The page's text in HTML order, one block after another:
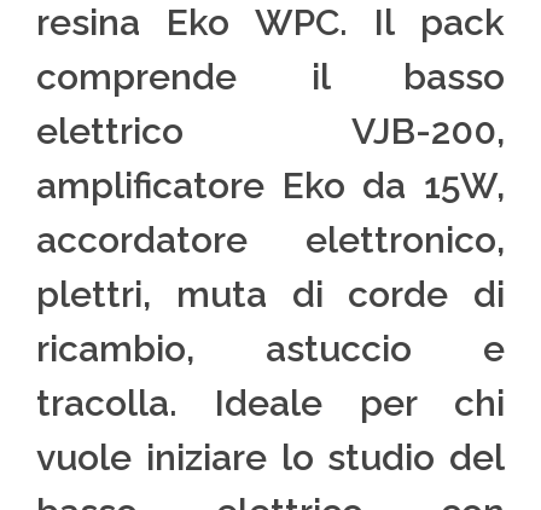
resina Eko WPC. Il pack
comprende il basso
elettrico VJB-200,
amplificatore Eko da 15W,
accordatore elettronico,
plettri, muta di corde di
ricambio, astuccio e
tracolla. Ideale per chi
vuole iniziare lo studio del